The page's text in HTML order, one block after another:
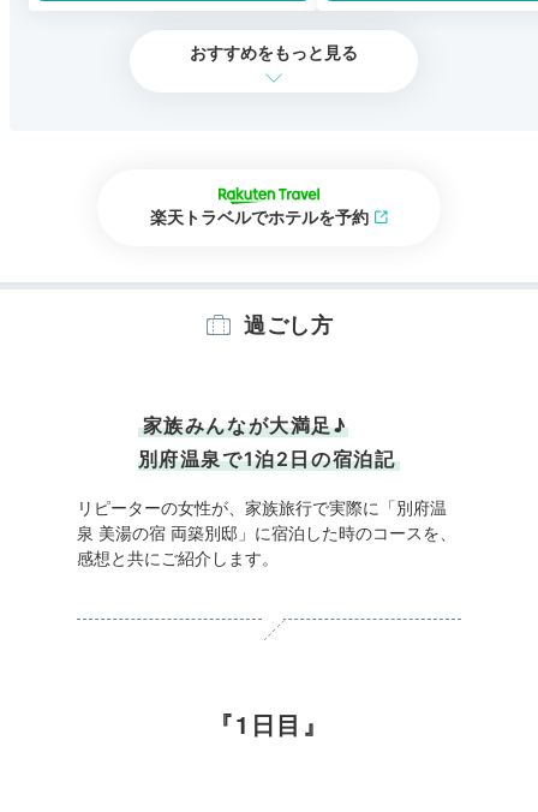
おすすめをもっと見る
楽天トラベルでホテルを予約
過ごし方
家族みんなが大満足♪
別府温泉で1泊2日の宿泊記
リピーターの女性が、家族旅行で実際に「別府温
泉 美湯の宿 両築別邸」に宿泊した時のコースを、
感想と共にご紹介します。
1日目